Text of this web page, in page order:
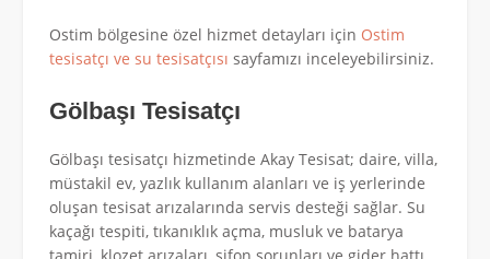
Ostim bölgesine özel hizmet detayları için Ostim
tesisatçı ve su tesisatçısı sayfamızı inceleyebilirsiniz.
Gölbaşı Tesisatçı
Gölbaşı tesisatçı hizmetinde Akay Tesisat; daire, villa,
müstakil ev, yazlık kullanım alanları ve iş yerlerinde
oluşan tesisat arızalarında servis desteği sağlar. Su
kaçağı tespiti, tıkanıklık açma, musluk ve batarya